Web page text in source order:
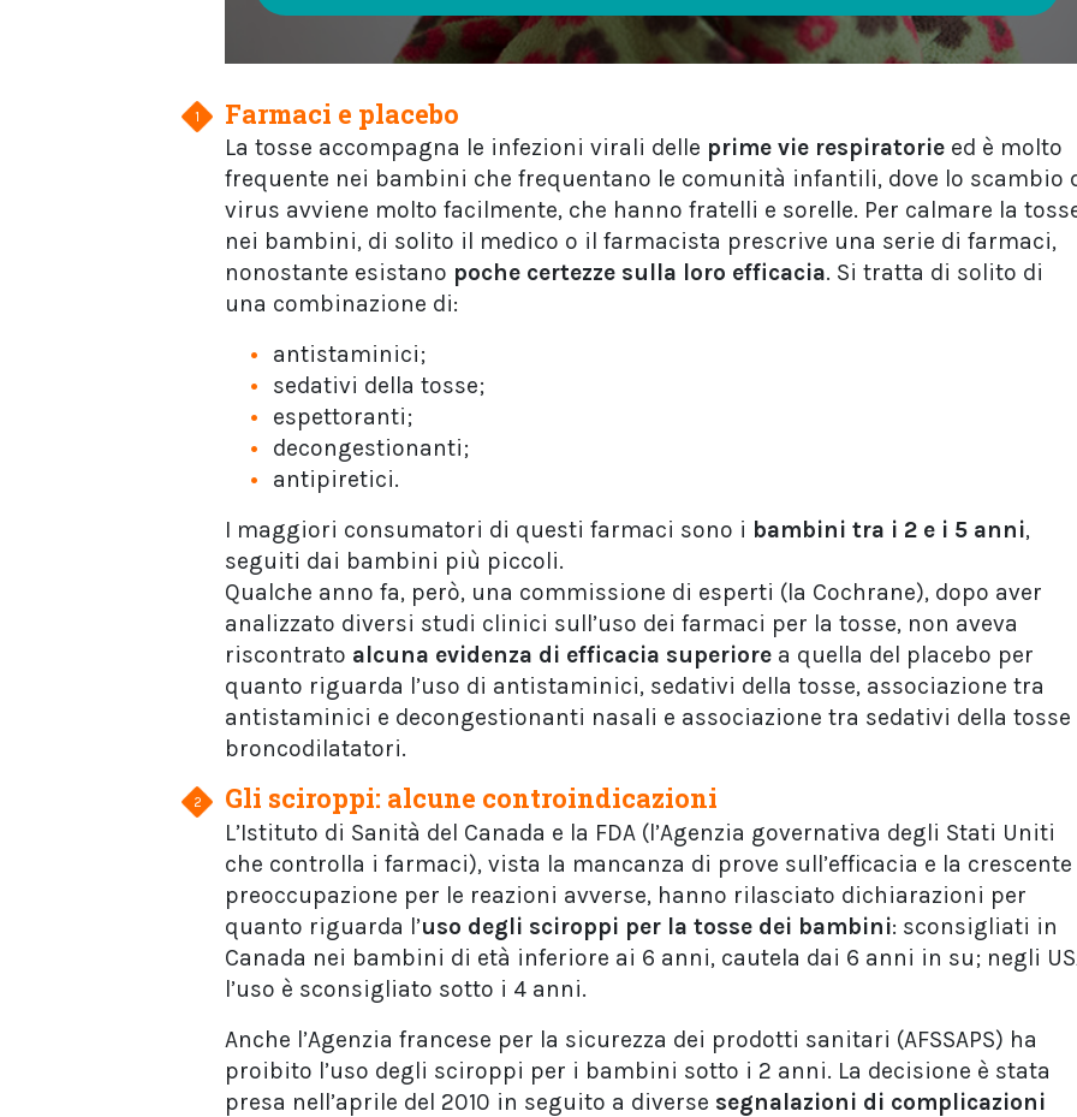
Farmaci e placebo
La tosse accompagna le infezioni virali delle prime vie respiratorie ed è molto
frequente nei bambini che frequentano le comunità infantili, dove lo scambio
virus avviene molto facilmente, che hanno fratelli e sorelle. Per calmare la
nei bambini, di solito il medico o il farmacista prescrive una serie di farmaci,
nonostante esistano poche certezze sulla loro efficacia. Si tratta di solito di
una combinazione di:
antistaminici;
sedativi della tosse;
espettoranti;
decongestionanti;
antipiretici.
I maggiori consumatori di questi farmaci sono i bambini tra i 2 e i 5 anni,
seguiti dai bambini più piccoli.
Qualche anno fa, però, una commissione di esperti (la Cochrane), dopo aver
analizzato diversi studi clinici sull’uso dei farmaci per la tosse, non aveva
riscontrato alcuna evidenza di efficacia superiore a quella del placebo per
quanto riguarda l’uso di antistaminici, sedativi della tosse, associazione tra
antistaminici e decongestionanti nasali e associazione tra sedativi della tosse
broncodilatatori.
Gli sciroppi: alcune controindicazioni
L’Istituto di Sanità del Canada e la FDA (l’Agenzia governativa degli Stati Uniti
che controlla i farmaci), vista la mancanza di prove sull’efficacia e la crescente
preoccupazione per le reazioni avverse, hanno rilasciato dichiarazioni per
quanto riguarda l’uso degli sciroppi per la tosse dei bambini: sconsigliati in
Canada nei bambini di età inferiore ai 6 anni, cautela dai 6 anni in su; negli
l’uso è sconsigliato sotto i 4 anni.
Anche l’Agenzia francese per la sicurezza dei prodotti sanitari (AFSSAPS) ha
proibito l’uso degli sciroppi per i bambini sotto i 2 anni. La decisione è stata
presa nell’aprile del 2010 in seguito a diverse segnalazioni di complicazioni